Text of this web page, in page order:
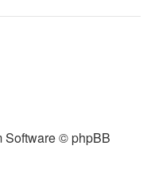
Software © phpBB